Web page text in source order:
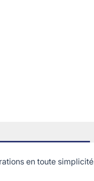
en toute